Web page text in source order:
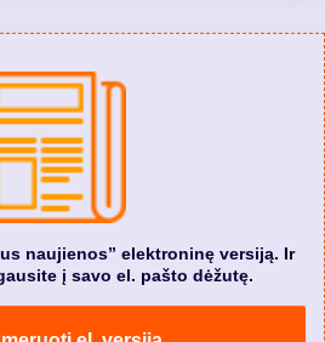
naujienos” elektroninę versiją. Ir
į savo el. pašto dėžutę.